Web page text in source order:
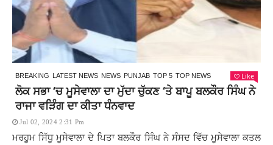
BREAKING LATEST NEWS NEWS PUNJAB TOP 5 TOP NEWS Like
ਲੋਕ ਸਭਾ ‘ਚ ਮੂਸੇਵਾਲਾ ਦਾ ਮੁੱਦਾ ਚੁੱਕਣ ‘ਤੇ ਬਾਪੂ ਬਲਕੌਰ ਸਿੰਘ ਨੇ
ਰਾਜਾ ਵੜਿੰਗ ਦਾ ਕੀਤਾ ਧੰਨਵਾਦ
Jul 02, 2024 2:31 Pm
ਮਰਹੂਮ ਸਿੱਧੂ ਮੂਸੇਵਾਲਾ ਦੇ ਪਿਤਾ ਬਲਕੌਰ ਸਿੰਘ ਨੇ ਸੰਸਦ ਵਿੱਚ ਮੂਸੇਵਾਲਾ ਕਤਲ